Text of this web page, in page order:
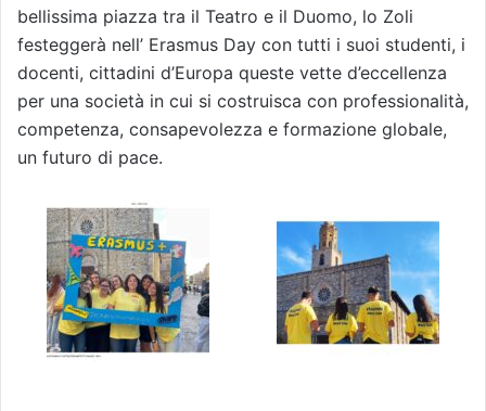
bellissima piazza tra il Teatro e il Duomo, lo Zoli
festeggerà nell’ Erasmus Day con tutti i suoi studenti, i
docenti, cittadini d’Europa queste vette d’eccellenza
per una società in cui si costruisca con professionalità,
competenza, consapevolezza e formazione globale,
un futuro di pace.